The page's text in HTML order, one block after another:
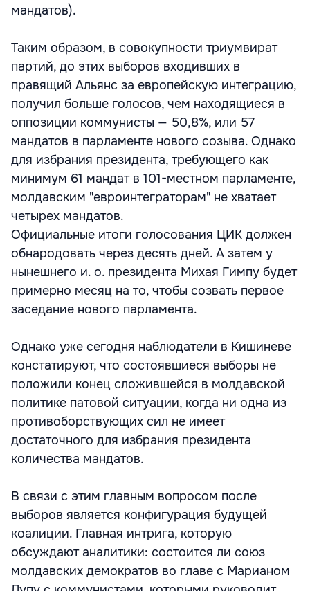
мандатов).
Таким образом, в совокупности триумвират
партий, до этих выборов входивших в
правящий Альянс за европейскую интеграцию,
получил больше голосов, чем находящиеся в
оппозиции коммунисты — 50,8%, или 57
мандатов в парламенте нового созыва. Однако
для избрания президента, требующего как
минимум 61 мандат в 101-местном парламенте,
молдавским "евроинтеграторам" не хватает
четырех мандатов.
Официальные итоги голосования ЦИК должен
обнародовать через десять дней. А затем у
нынешнего и. о. президента Михая Гимпу будет
примерно месяц на то, чтобы созвать первое
заседание нового парламента.
Однако уже сегодня наблюдатели в Кишиневе
констатируют, что состоявшиеся выборы не
положили конец сложившейся в молдавской
политике патовой ситуации, когда ни одна из
противоборствующих сил не имеет
достаточного для избрания президента
количества мандатов.
В связи с этим главным вопросом после
выборов является конфигурация будущей
коалиции. Главная интрига, которую
обсуждают аналитики: состоится ли союз
молдавских демократов во главе с Марианом